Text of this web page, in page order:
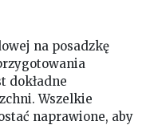
na posadzkę
dokładne
Wszelkie
naprawione, aby